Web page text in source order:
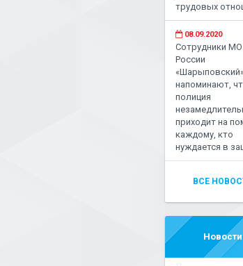
трудовых
08.09.2020
Сотрудники
России
напоминают,
полиция
приходит на
каждому, кто
нуждается в
ВСЕ
Новости